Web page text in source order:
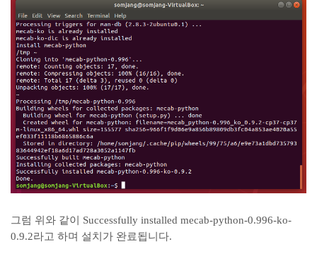
그럼 위와 같이 Successfully installed mecab-python-0.996-ko-
0.9.2라고 하며 설치가 완료됩니다.